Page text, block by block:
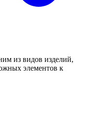
из видов изделий,
элементов к